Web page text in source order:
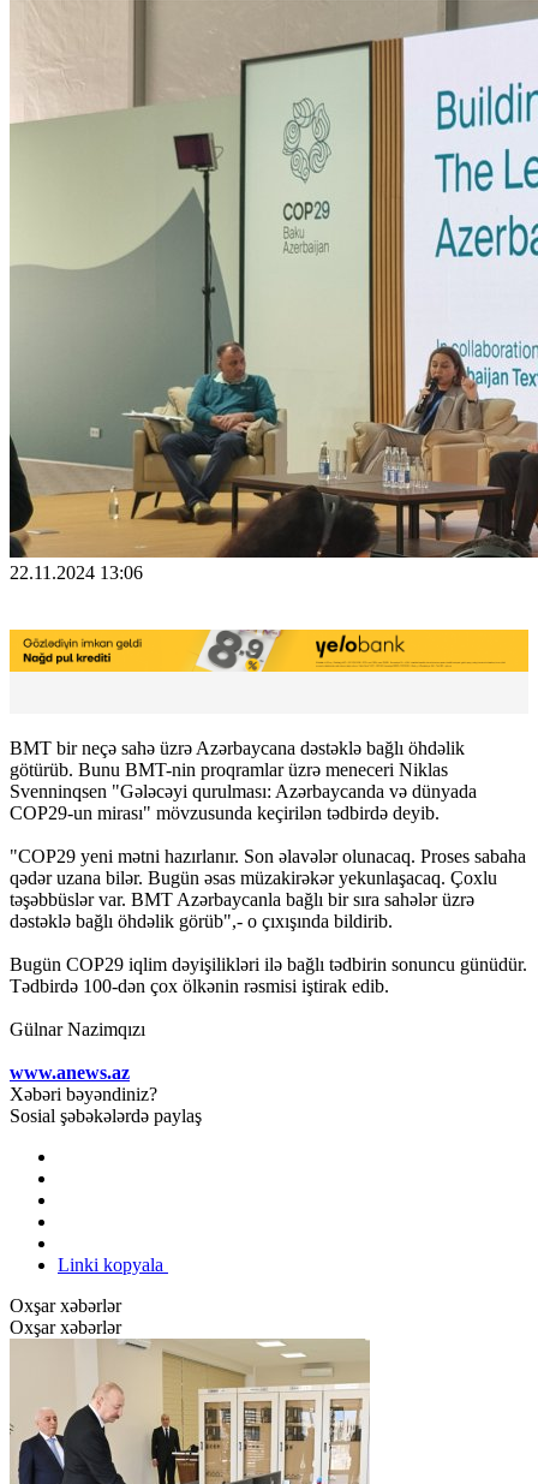
22.11.2024 13:06
BMT bir neçə sahə üzrə Azərbaycana dəstəklə bağlı öhdəlik
götürüb. Bunu BMT-nin proqramlar üzrə meneceri Niklas
Svenninqsen "Gələcəyi qurulması: Azərbaycanda və dünyada
COP29-un mirası" mövzusunda keçirilən tədbirdə deyib.
"COP29 yeni mətni hazırlanır. Son əlavələr olunacaq. Proses sabaha
qədər uzana bilər. Bugün əsas müzakirəkər yekunlaşacaq. Çoxlu
təşəbbüslər var. BMT Azərbaycanla bağlı bir sıra sahələr üzrə
dəstəklə bağlı öhdəlik görüb",- o çıxışında bildirib.
Bugün COP29 iqlim dəyişilikləri ilə bağlı tədbirin sonuncu günüdür.
Tədbirdə 100-dən çox ölkənin rəsmisi iştirak edib.
Gülnar Nazimqızı
www.anews.az
Xəbəri bəyəndiniz?
Sosial şəbəkələrdə paylaş
Linki kopyala
Oxşar xəbərlər
Oxşar xəbərlər